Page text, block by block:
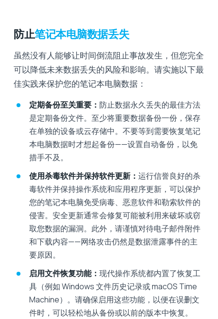
防止笔记本电脑数据丢失
虽然没有人能够让时间倒流阻止事故发生，但您完全
可以降低未来数据丢失的风险和影响。请实施以下最
佳实践来保护您的笔记本电脑数据：
定期备份至关重要： 防止数据永久丢失的最佳方法
是定期备份文件。至少将重要数据备份一份，保存
在单独的设备或云存储中。不要等到需要恢复笔记
本电脑数据时才想起备份——设置自动备份，以免
措手不及。
使用杀毒软件并保持软件更新： 运行信誉良好的杀
毒软件并保持操作系统和应用程序更新，可以保护
您的笔记本电脑免受病毒、恶意软件和勒索软件的
侵害。安全更新通常会修复可能被利用来破坏或窃
取您数据的漏洞。此外，请谨慎对待电子邮件附件
和下载内容——网络攻击仍然是数据泄露事件的主
要原因。
启用文件恢复功能： 现代操作系统都内置了恢复工
具（例如 Windows 文件历史记录或 macOS Time
Machine）。请确保启用这些功能，以便在误删文
件时，可以轻松地从备份或以前的版本中恢复。